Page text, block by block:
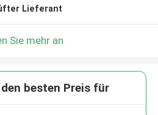
Lieferant
Sie mehr an
besten Preis für